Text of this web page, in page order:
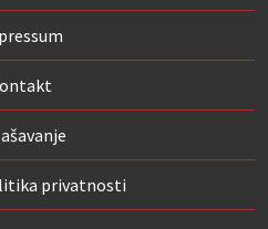
privatnosti